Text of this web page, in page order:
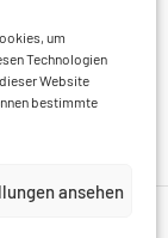
um
Technologien
Website
bestimmte
ansehen